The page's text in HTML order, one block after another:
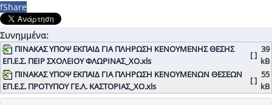
fShare
Συνημμένα:
ΠΙΝΑΚΑΣ ΥΠΟΨ ΕΚΠΑΙΔ ΓΙΑ ΠΛΗΡΩΣΗ ΚΕΝΟΥΜΕΝΗΣ ΘΕΣΗΣ
ΕΠ.Ε.Σ. ΠΕΙΡ ΣΧΟΛΕΙΟΥ ΦΛΩΡΙΝΑΣ_ΧΟ.xls
[ ]
39
kB
ΠΙΝΑΚΑΣ ΥΠΟΨ ΕΚΠΑΙΔ ΓΙΑ ΠΛΗΡΩΣΗ ΚΕΝΟΥΜΕΝΩΝ ΘΕΣΕΩΝ
ΕΠ.Ε.Σ. ΠΡΟΤΥΠΟΥ ΓΕ.Λ. ΚΑΣΤΟΡΙΑΣ_ΧΟ.xls
[ ]
55
kB